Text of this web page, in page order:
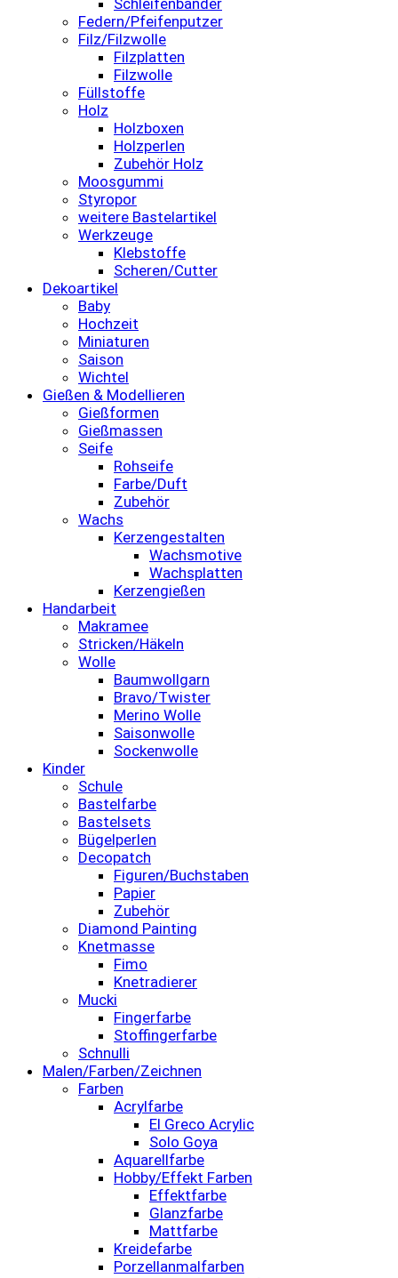
Schleifenbänder
Federn/Pfeifenputzer
Filz/Filzwolle
Filzplatten
Filzwolle
Füllstoffe
Holz
Holzboxen
Holzperlen
Zubehör Holz
Moosgummi
Styropor
weitere Bastelartikel
Werkzeuge
Klebstoffe
Scheren/Cutter
Dekoartikel
Baby
Hochzeit
Miniaturen
Saison
Wichtel
Gießen & Modellieren
Gießformen
Gießmassen
Seife
Rohseife
Farbe/Duft
Zubehör
Wachs
Kerzengestalten
Wachsmotive
Wachsplatten
Kerzengießen
Handarbeit
Makramee
Stricken/Häkeln
Wolle
Baumwollgarn
Bravo/Twister
Merino Wolle
Saisonwolle
Sockenwolle
Kinder
Schule
Bastelfarbe
Bastelsets
Bügelperlen
Decopatch
Figuren/Buchstaben
Papier
Zubehör
Diamond Painting
Knetmasse
Fimo
Knetradierer
Mucki
Fingerfarbe
Stoffingerfarbe
Schnulli
Malen/Farben/Zeichnen
Farben
Acrylfarbe
El Greco Acrylic
Solo Goya
Aquarellfarbe
Hobby/Effekt Farben
Effektfarbe
Glanzfarbe
Mattfarbe
Kreidefarbe
Porzellanmalfarben